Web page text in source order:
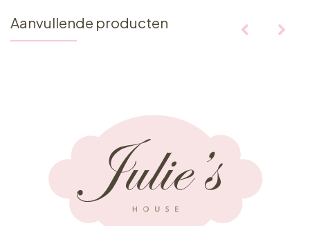
Aanvullende producten